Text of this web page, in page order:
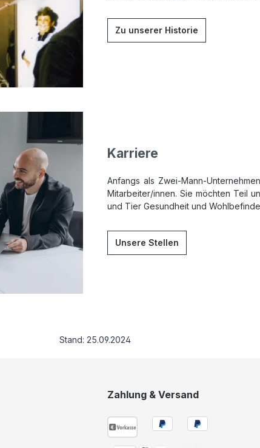
Zu unserer Historie
Karriere
Anfangs als Zwei-Mann-
Mitarbeiter/innen. Sie möchten Teil
und Tier Gesundheit und
Unsere Stellen
Stand: 25.09.2024
Zahlung & Versand